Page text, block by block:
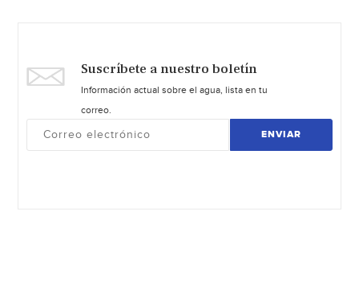
Suscríbete a nuestro boletín
Información actual sobre el agua, lista en tu
correo.
ENVIAR